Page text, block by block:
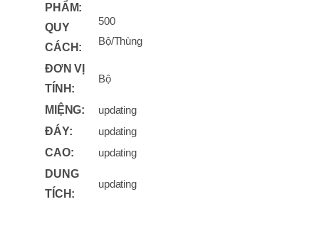
PHẨM:
QUY
CÁCH:
500
Bộ/Thùng
ĐƠN VỊ
TÍNH:
Bộ
MIỆNG:
updating
ĐÁY:
updating
CAO:
updating
DUNG
TÍCH:
updating